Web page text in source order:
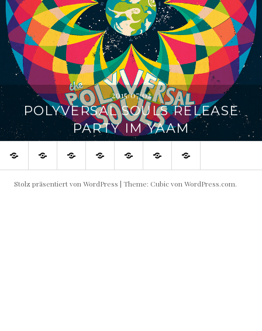
2015/07/02
POLYVERSAL SOULS RELEASE
PARTY IM YAAM
SHOP Blog Flowin
IMMO
Live
Shows
Produktive
Partner
Links Impressum
Stolz präsentiert von WordPress | Theme: Cubic von WordPress.com.